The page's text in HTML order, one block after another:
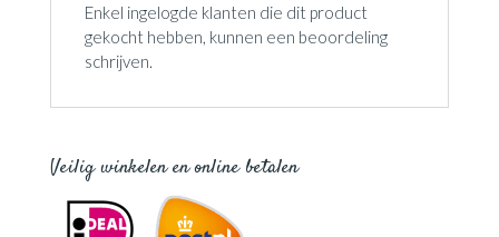
Enkel ingelogde klanten die dit product
gekocht hebben, kunnen een beoordeling
schrijven.
Veilig winkelen en online betalen